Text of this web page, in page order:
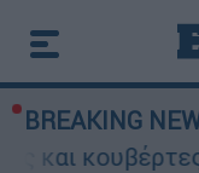
BREAKING
σε